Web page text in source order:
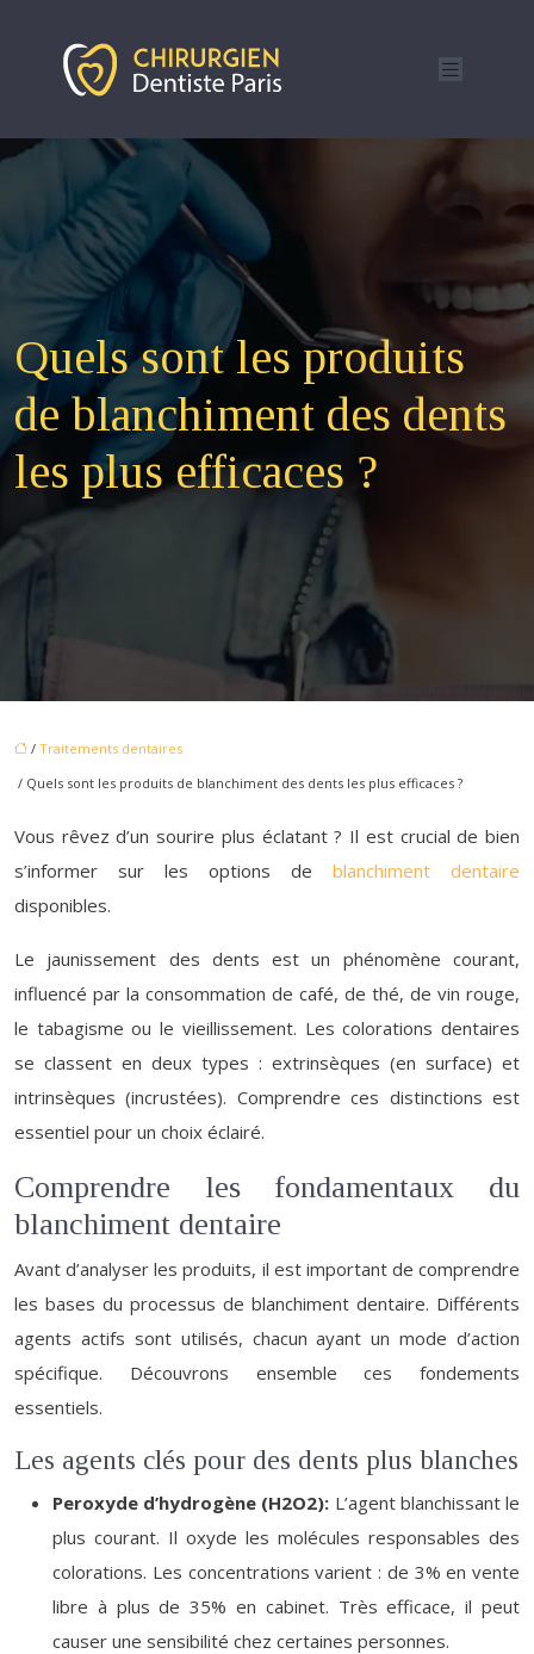
Quels sont les produits
de blanchiment des dents
les plus efficaces ?
/ Traitements dentaires
/ Quels sont les produits de blanchiment des dents les plus efficaces ?
Vous rêvez d’un sourire plus éclatant ? Il est crucial de bien
s’informer sur les options de blanchiment dentaire
disponibles.
Le jaunissement des dents est un phénomène courant,
influencé par la consommation de café, de thé, de vin rouge,
le tabagisme ou le vieillissement. Les colorations dentaires
se classent en deux types : extrinsèques (en surface) et
intrinsèques (incrustées). Comprendre ces distinctions est
essentiel pour un choix éclairé.
Comprendre les fondamentaux du
blanchiment dentaire
Avant d’analyser les produits, il est important de comprendre
les bases du processus de blanchiment dentaire. Différents
agents actifs sont utilisés, chacun ayant un mode d’action
spécifique. Découvrons ensemble ces fondements
essentiels.
Les agents clés pour des dents plus blanches
Peroxyde d’hydrogène (H2O2): L’agent blanchissant le
plus courant. Il oxyde les molécules responsables des
colorations. Les concentrations varient : de 3% en vente
libre à plus de 35% en cabinet. Très efficace, il peut
causer une sensibilité chez certaines personnes.